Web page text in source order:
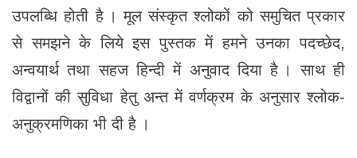
उपलब्धि होती है । मूल संस्कृत श्लोकों को समुचित प्रकार
से समझने के लिये इस पुस्तक में हमने उनका पदच्छेद,
अन्वयार्थ तथा सहज हिन्दी में अनुवाद दिया है । साथ ही
विद्वानों की सुविधा हेतु अन्त में वर्णक्रम के अनुसार श्लोक-
अनुक्रमणिका भी दी है ।